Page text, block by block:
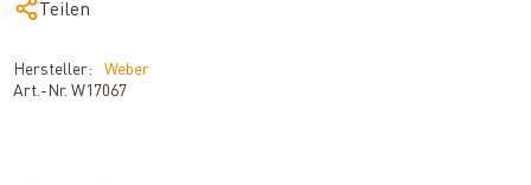
Teilen
Hersteller:
Weber
Art.-Nr.W17067